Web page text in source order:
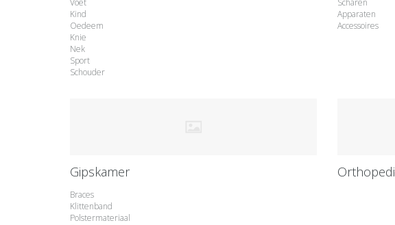
Kind
Oedeem
Knie
Nek
Sport
Schouder
Apparaten
Accessoires
Gipskamer
Braces
Klittenband
Polstermateriaal